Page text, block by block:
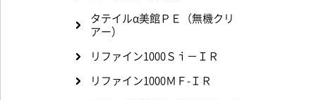
タテイルα美館ＰＥ（無機クリ
アー）
リファイン1000Ｓｉ－ＩＲ
リファイン1000ＭＦ-ＩＲ